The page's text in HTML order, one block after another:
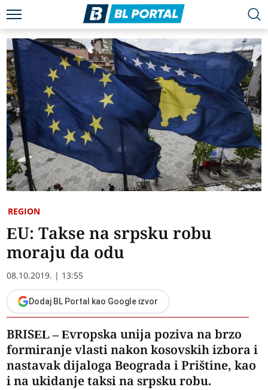
REGION
EU: Takse na srpsku robu
moraju da odu
08.10.2019. | 13:55
Dodaj BL Portal kao Google izvor
BRISEL – Evropska unija poziva na brzo
formiranje vlasti nakon kosovskih izbora i
nastavak dijaloga Beograda i Prištine, kao
i na ukidanje taksi na srpsku robu.